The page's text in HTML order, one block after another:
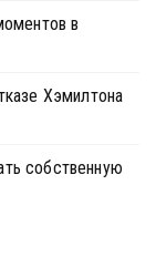
в
Хэмилтона
собственную